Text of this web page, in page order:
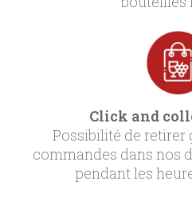
Click and
Possibilité de
commandes dans nos
pendant les